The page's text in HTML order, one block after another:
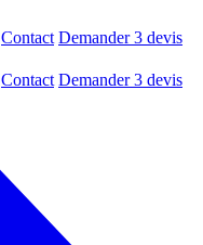
Contact Demander 3 devis
Contact Demander 3 devis